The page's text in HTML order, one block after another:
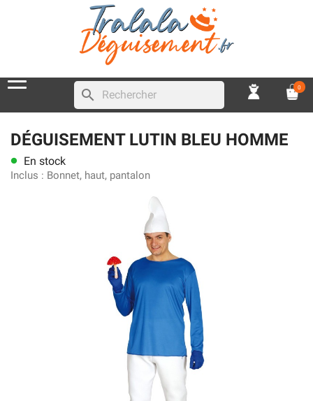
search 0
DÉGUISEMENT LUTIN BLEU HOMME
lens En stock
Inclus : Bonnet, haut, pantalon